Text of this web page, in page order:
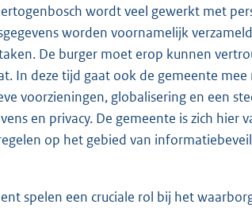
wordt veel gewerkt met
worden voornamelijk
De burger moet erop kunnen
In deze tijd gaat ook de gemeente
voorzieningen, globalisering en een
en privacy. De gemeente is zich
op het gebied van
spelen een cruciale rol bij het